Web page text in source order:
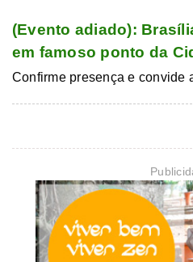
(Evento adiado):
em famoso ponto da
Confirme presença e convide